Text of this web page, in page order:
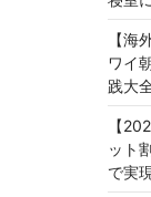
【海
ワイ
践大
【
ット
で実